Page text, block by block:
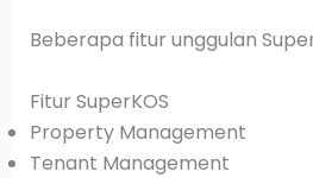
Beberapa fitur unggulan
Fitur SuperKOS
Property Management
Tenant Management